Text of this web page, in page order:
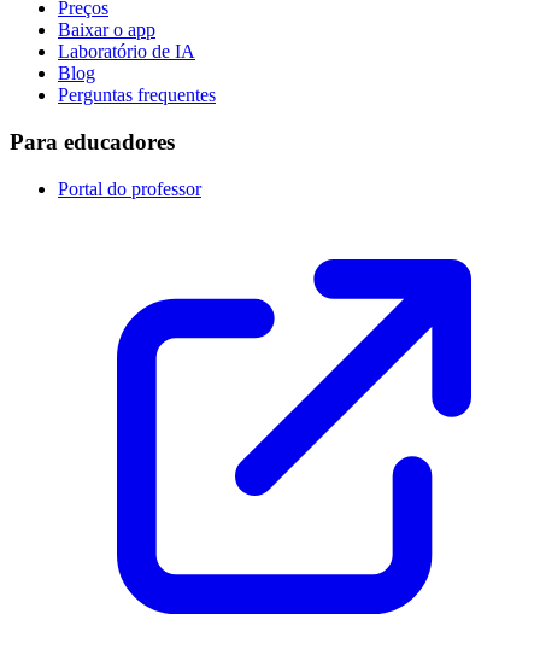
Preços
Baixar o app
Laboratório de IA
Blog
Perguntas frequentes
Para educadores
Portal do professor